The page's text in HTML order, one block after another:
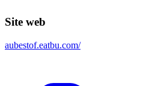
Site web
aubestof.eatbu.com/